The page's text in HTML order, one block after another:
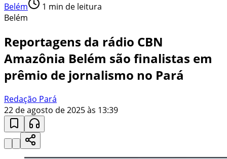
Belém 1 min de leitura
Belém
Reportagens da rádio CBN
Amazônia Belém são finalistas em
prêmio de jornalismo no Pará
Redação Pará
22 de agosto de 2025 às 13:39